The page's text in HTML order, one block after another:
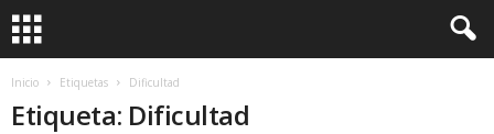
Inicio Etiquetas Dificultad
Etiqueta: Dificultad